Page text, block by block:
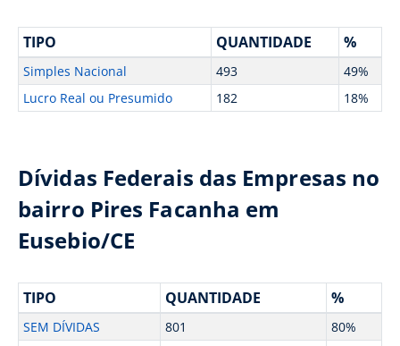
TIPO QUANTIDADE %
Simples Nacional 493
49%
Lucro Real ou Presumido
182 18%
Dívidas Federais das Empresas no
bairro Pires Facanha em
Eusebio/CE
TIPO QUANTIDADE %
SEM DÍVIDAS 801
80%